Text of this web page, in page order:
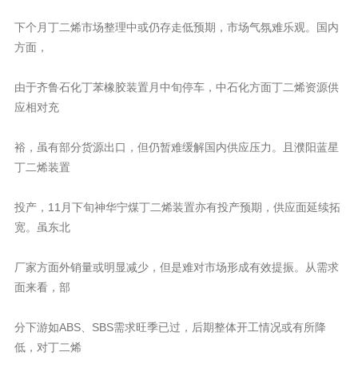
下个月丁二烯市场整理中或仍存走低预期，市场气氛难乐观。国内
方面，
由于齐鲁石化丁苯橡胶装置月中旬停车，中石化方面丁二烯资源供
应相对充
裕，虽有部分货源出口，但仍暂难缓解国内供应压力。且濮阳蓝星
丁二烯装置
投产，11月下旬神华宁煤丁二烯装置亦有投产预期，供应面延续拓
宽。虽东北
厂家方面外销量或明显减少，但是难对市场形成有效提振。从需求
面来看，部
分下游如ABS、SBS需求旺季已过，后期整体开工情况或有所降
低，对丁二烯